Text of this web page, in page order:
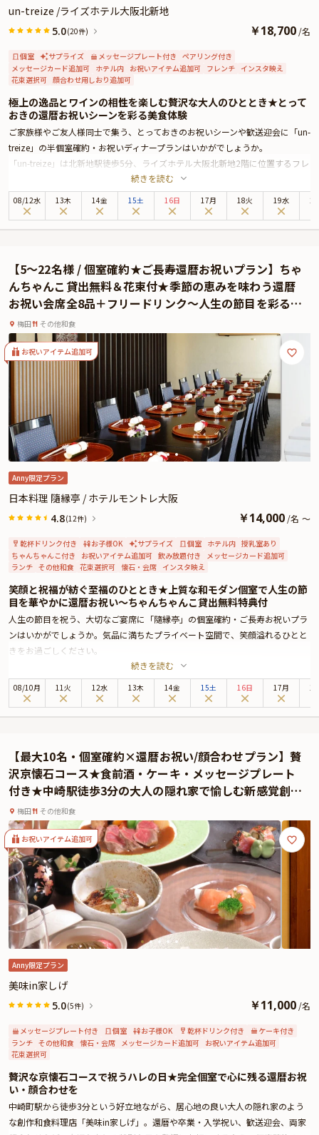
un-treize /ライズホテル大阪北新地
5.0(20件) ￥18,700 /名
個室 サプライズ メッセージプレート付き ペアリング付き
メッセージカード追加可 ホテル内 お祝いアイテム追加可 フレンチ インスタ映え
花束選択可 顔合わせ用しおり追加可
極上の逸品とワインの相性を楽しむ贅沢な大人のひととき★とって
おきの還暦お祝いシーンを彩る美食体験
ご家族様やご友人様同士で集う、とっておきのお祝いシーンや歓送迎会に「un-
treize」の半個室確約・お祝いディナープランはいかがでしょうか。
「un-treize」は北新地駅徒歩5分、ライズホテル大阪北新地2階に位置するフレ
ンチレストラン。洗練された大人のための上質空間で特別なひとときをお過ご
しください。世界各国から厳選したワインは約170種500本という豊富な品揃
え。お祝いディナープランでは、お料理に合わせた選りすぐりのワインをペア
チコースです。四季折々の厳選食材を使用したお料理の数々は、伝統的なフラ
ンス料理にモダンなエッセンスを巧みに織り交ぜた、ここでしか味わえない逸
品揃い。都会の喧騒を忘れさせる大人の隠れ家で記憶に残る至福のひとときを
お寛ぎください。
※有料オプションで店内装飾や、サプライズにぴったりなAnny限定の花束やギ
フト、カスタマイズ可能なメッセージカードなどをお付けすることができま
す。メッセージカードは着席時に、ギフトはデザートタイムにご予約主様にお
渡し致しますので、サプライズ演出にお役立てください。とっておきのお祝い
シーンをスタッフが心を込めてお手伝いいたします。
続きを読む
08/12水 13木 14金 15土 16日 17月 18火 19水
【5〜22名様 / 個室確約★ご長寿還暦お祝いプラン】ちゃ
んちゃんこ貸出無料＆花束付★季節の恵みを味わう還暦
お祝い会席全8品＋フリードリンク〜人生の節目を彩る祝
宴★JR大阪駅徒歩3分・ホテルモントレ大阪
梅田 その他和食
お祝いアイテム追加可
Anny限定プラン
日本料理 隨縁亭 / ホテルモントレ大阪
4.8(12件) ￥14,000 /名 ～
乾杯ドリンク付き お子様OK サプライズ 個室 ホテル内 授乳室あり
ちゃんちゃんこ付き
お祝いアイテム追加可 飲み放題付き
メッセージカード追加可
ランチ その他和食 花束選択可 懐石・会席 インスタ映え
笑顔と祝福が紡ぐ至福のひととき★上質な和モダン個室で人生の節
目を華やかに還暦お祝い〜ちゃんちゃんこ貸出無料特典付
人生の節目を祝う、大切なご宴席に「隨縁亭」の個室確約・ご長寿お祝いプラ
ンはいかがでしょうか。気品に満ちたプライベート空間で、笑顔溢れるひとと
きをお過ごしください。
「隨縁亭」は、大阪駅から西口より徒歩3分、ホテルモントレ大阪8階に位置す
るの日本料理店。アクセス抜群な立地は、幅広い世代が集う場としても安心し
てお選びいただけます。
美しく、祝宴に相応しい、贅沢な美食体験になることでしょう。
さらに特典として、花束とちゃんちゃんこの貸出無料サービスをご用意してお
ります。ホテル内レストランならではの心温まるおもてなしと共に、思い出に
残る素敵な日になることをお約束いたします。
★ご長寿のお祝いに相応しいオプション★
「隨縁亭」のご長寿お祝いプランでは、オプションとして、ホテル内写真室で
の記念撮影を承っております。また、Anny限定のギフトや花束、メッセージカ
ードをお付けすることができます。メッセージカードは着席時に、ギフトはデ
ザートタイムにご予約主様にお渡し致しますので、サプライズ演出にお役立て
ください。とっておきのお祝いシーンを心を込めてお手伝いさせていただきま
す。
続きを読む
08/10月 11火 12水 13木 14金 15土 16日 17月
【最大10名・個室確約×還暦お祝い/顔合わせプラン】贅
沢京懐石コース★食前酒・ケーキ・メッセージプレート
付き★中崎駅徒歩3分の大人の隠れ家で愉しむ新感覚創作
和食
梅田 その他和食
お祝いアイテム追加可
Anny限定プラン
美味in家しげ
5.0(5件) ￥11,000 /名
メッセージプレート付き 個室 お子様OK 乾杯ドリンク付き
ケーキ付き
ランチ その他和食 懐石・会席 メッセージカード追加可 お祝いアイテム追加可
花束選択可
贅沢な京懐石コースで祝うハレの日★完全個室で心に残る還暦お祝
い・顔合わせを
中崎町駅から徒歩3分という好立地ながら、居心地の良い大人の隠れ家のよう
な創作和食料理店「美味in家しげ」。還暦や卒業・入学祝い、歓送迎会、両家